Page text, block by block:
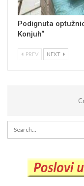
Podignuta
Konjuh“
PREV NEXT